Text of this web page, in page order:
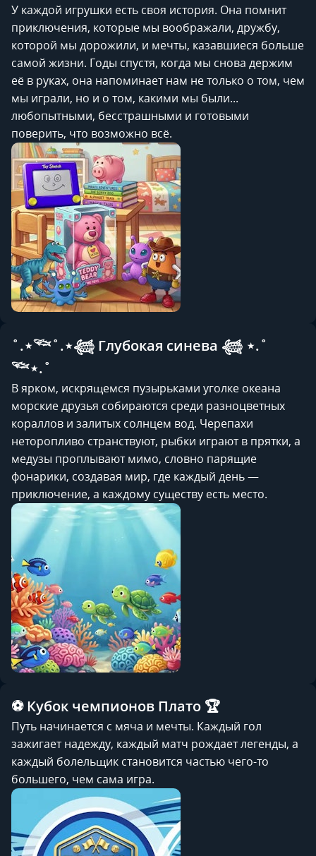
У каждой игрушки есть своя история. Она помнит
приключения, которые мы воображали, дружбу,
которой мы дорожили, и мечты, казавшиеся больше
самой жизни. Годы спустя, когда мы снова держим
её в руках, она напоминает нам не только о том, чем
мы играли, но и о том, какими мы были...
любопытными, бесстрашными и готовыми
поверить, что возможно всё.
˚.⋆𓆝˚.⋆𓆉 Глубокая синева 𓆉 ⋆.˚
𓆝⋆.˚
В ярком, искрящемся пузырьками уголке океана
морские друзья собираются среди разноцветных
кораллов и залитых солнцем вод. Черепахи
неторопливо странствуют, рыбки играют в прятки, а
медузы проплывают мимо, словно парящие
фонарики, создавая мир, где каждый день —
приключение, а каждому существу есть место.
⚽ Кубок чемпионов Плато 🏆
Путь начинается с мяча и мечты. Каждый гол
зажигает надежду, каждый матч рождает легенды, а
каждый болельщик становится частью чего-то
большего, чем сама игра.